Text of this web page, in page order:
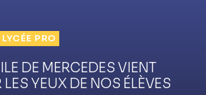
LYCÉE PRO
DE MERCEDES VIENT
LES YEUX DE NOS ÉLÈVES